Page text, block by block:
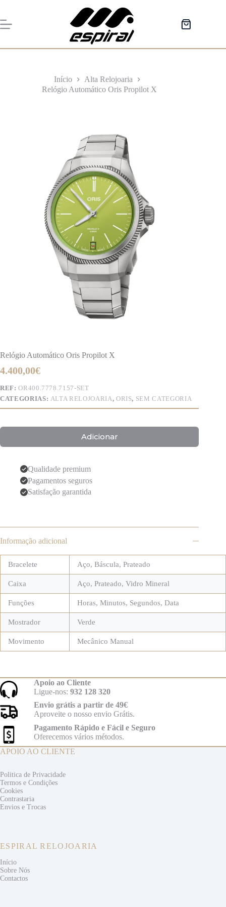
o
conteúdo
Carrinho
Início
Alta Relojoaria
Relógio Automático Oris Propilot X
Relógio Automático Oris Propilot X
4.400,00€
REF:OR400.7778.7157-SET
CATEGORIAS: ALTA RELOJOARIA, ORIS, SEM CATEGORIA
Adicionar
Qualidade premium
Pagamentos seguros
Satisfação garantida
Informação adicional
Bracelete Aço, Báscula, Prateado
Caixa Aço, Prateado, Vidro Mineral
Funções Horas, Minutos, Segundos, Data
Mostrador Verde
Movimento Mecânico Manual
Apoio ao Cliente
Ligue-nos: 932 128 320
Envio grátis a partir de 49€
Aproveite o nosso envio Grátis.
Pagamento Rápido e Fácil e Seguro
Oferecemos vários métodos.
APOIO AO CLIENTE
Politica de Privacidade
Termos e Condições
Cookies
Contrastaria
Envios e Trocas
ESPIRAL RELOJOARIA
Início
Sobre Nós
Contactos